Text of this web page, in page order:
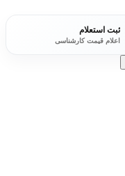
ثبت استعلام
اعلام قیمت کارشناسی